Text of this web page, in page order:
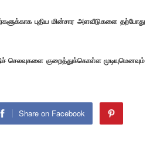
புதிய மின்சார அளவீடுகளை தற்போது
செலவுகளை குறைத்துக்கொள்ள முடியுமெனவும்
Share on Facebook